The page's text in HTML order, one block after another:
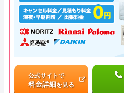
公式サイトで
料金詳細を見る